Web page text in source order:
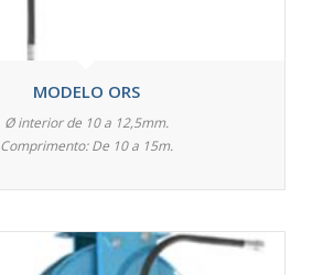
MODELO ORS
Ø interior de 10 a 12,5mm.
Comprimento: De 10 a 15m.